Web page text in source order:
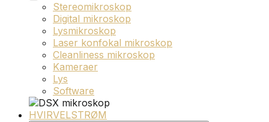
Stereomikroskop
Digital mikroskop
Lysmikroskop
Laser konfokal mikroskop
Cleanliness mikroskop
Kameraer
Lys
Software
HVIRVELSTRØM